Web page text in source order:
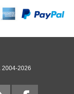
2004-2026